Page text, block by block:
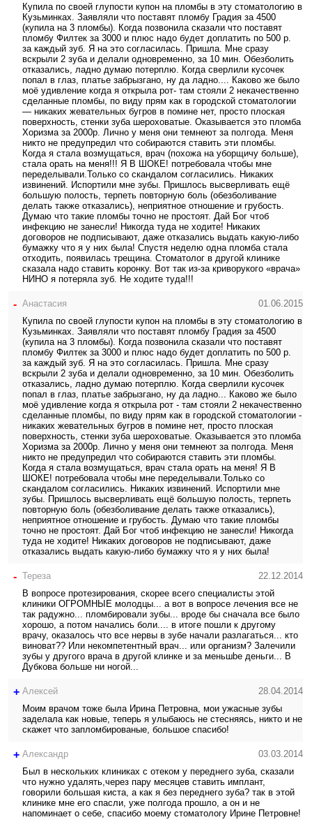
Купила по своей глупости купон на пломбы в эту стоматологию в
Кузьминках. Заявляли что поставят пломбу Градия за 4500
(купила на 3 пломбы). Когда позвонила сказали что поставят
пломбу Филтек за 3000 и плюс надо будет доплатить по 500 р.
за каждый зуб. Я на это согласилась. Пришла. Мне сразу
вскрыли 2 зуба и делали одновременно, за 10 мин. Обезболить
отказались, ладно думаю потерплю. Когда сверлили кусочек
попал в глаз, платье забрызгано, ну да ладно.... Каково же было
моё удивление когда я открыла рот- там стояли 2 некачественно
сделанные пломбы, по виду прям как в городской стоматологии
— никаких жевательных бугров в помине нет, просто плоская
поверхность, стенки зуба шероховатые. Оказывается это пломба
Хоризма за 2000р. Лично у меня они темнеют за полгода. Меня
никто не предупредил что собираются ставить эти пломбы.
Когда я стала возмущаться, врач (похожа на уборщичу больше),
стала орать на меня!!! Я В ШОКЕ! потребовала чтобы мне
переделывали.Только со скандалом согласились. Никаких
извинений. Испортили мне зубы. Пришлось высверливать ещё
большую полость, терпеть повторную боль (обезболивание
делать также отказались), неприятное отношение и грубость.
Думаю что такие пломбы точно не простоят. Дай Бог чтоб
инфекцию не занесли! Никогда туда не ходите! Никаких
договоров не подписывают, даже отказались выдать какую-либо
бумажку что я у них была! Спустя неделю одна пломба стала
отходить, появилась трещина. Стоматолог в другой клинике
сказала надо ставить коронку. Вот так из-за криворукого «врача»
НИНО я потеряла зуб. Не ходите туда!!!
- Анастасия
01.06.2015
Купила по своей глупости купон на пломбы в эту стоматологию в
Кузьминках. Заявляли что поставят пломбу Градия за 4500
(купила на 3 пломбы). Когда позвонила сказали что поставят
пломбу Филтек за 3000 и плюс надо будет доплатить по 500 р.
за каждый зуб. Я на это согласилась. Пришла. Мне сразу
вскрыли 2 зуба и делали одновременно, за 10 мин. Обезболить
отказались, ладно думаю потерплю. Когда сверлили кусочек
попал в глаз, платье забрызгано, ну да ладно... Каково же было
моё удивление когда я открыла рот - там стояли 2 некачественно
сделанные пломбы, по виду прям как в городской стоматологии -
никаких жевательных бугров в помине нет, просто плоская
поверхность, стенки зуба шероховатые. Оказывается это пломба
Хоризма за 2000р. Лично у меня они темнеют за полгода. Меня
никто не предупредил что собираются ставить эти пломбы.
Когда я стала возмущаться, врач стала орать на меня! Я В
ШОКЕ! потребовала чтобы мне переделывали.Только со
скандалом согласились. Никаких извинений. Испортили мне
зубы. Пришлось высверливать ещё большую полость, терпеть
повторную боль (обезболивание делать также отказались),
неприятное отношение и грубость. Думаю что такие пломбы
точно не простоят. Дай Бог чтоб инфекцию не занесли! Никогда
туда не ходите! Никаких договоров не подписывают, даже
отказались выдать какую-либо бумажку что я у них была!
- Тереза
22.12.2014
В вопросе протезирования, скорее всего специалисты этой
клиники ОГРОМНЫЕ молодцы... а вот в вопросе лечения все не
так радужно... пломбировали зубы... вроде бы сначала все было
хорошо, а потом начались боли.... в итоге пошли к другому
врачу, оказалось что все нервы в зубе начали разлагаться... кто
виноват?? Или некомпетентный врач... или организм? Залечили
зубы у другого врача в другой клинке и за меньшbе деньги... В
Дубкова больше ни ногой...
+ Алексей
28.04.2014
Моим врачом тоже была Ирина Петровна, мои ужасные зубы
заделала как новые, теперь я улыбаюсь не стесняясь, никто и не
скажет что запломбированые, большое спасибо!
+ Александр
03.03.2014
Был в нескольких клиниках с отеком у переднего зуба, сказали
что нужно удалять,через пару месяцев ставить имплант,
говорили большая киста, а как я без переднего зуба? так в этой
клинике мне его спасли, уже полгода прошло, а он и не
напоминает о себе, спасибо моему стоматологу Ирине Петровне!